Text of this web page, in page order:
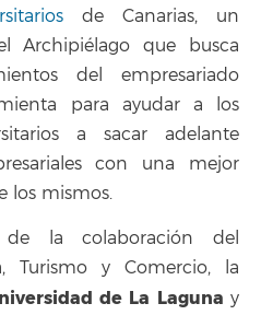
de Canarias, un
Archipiélago que busca
del empresariado
para ayudar a los
a sacar adelante
con una mejor
los mismos.
la colaboración del
Turismo y Comercio, la
de La Laguna y